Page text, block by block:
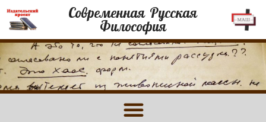
Современная Русская
Философия